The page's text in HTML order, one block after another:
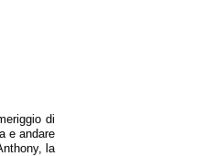
di
e andare
la